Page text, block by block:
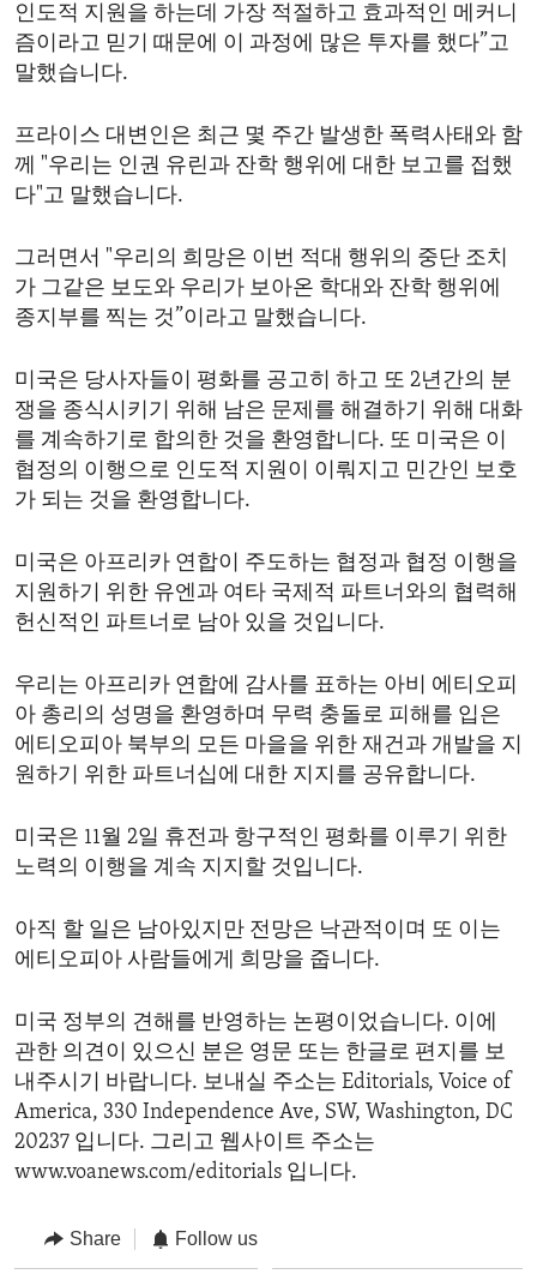
인도적 지원을 하는데 가장 적절하고 효과적인 메커니
즘이라고 믿기 때문에 이 과정에 많은 투자를 했다”고
말했습니다.
프라이스 대변인은 최근 몇 주간 발생한 폭력사태와 함
께 "우리는 인권 유린과 잔학 행위에 대한 보고를 접했
다"고 말했습니다.
그러면서 "우리의 희망은 이번 적대 행위의 중단 조치
가 그같은 보도와 우리가 보아온 학대와 잔학 행위에
종지부를 찍는 것”이라고 말했습니다.
미국은 당사자들이 평화를 공고히 하고 또 2년간의 분
쟁을 종식시키기 위해 남은 문제를 해결하기 위해 대화
를 계속하기로 합의한 것을 환영합니다. 또 미국은 이
협정의 이행으로 인도적 지원이 이뤄지고 민간인 보호
가 되는 것을 환영합니다.
미국은 아프리카 연합이 주도하는 협정과 협정 이행을
지원하기 위한 유엔과 여타 국제적 파트너와의 협력해
헌신적인 파트너로 남아 있을 것입니다.
우리는 아프리카 연합에 감사를 표하는 아비 에티오피
아 총리의 성명을 환영하며 무력 충돌로 피해를 입은
에티오피아 북부의 모든 마을을 위한 재건과 개발을 지
원하기 위한 파트너십에 대한 지지를 공유합니다.
미국은 11월 2일 휴전과 항구적인 평화를 이루기 위한
노력의 이행을 계속 지지할 것입니다.
아직 할 일은 남아있지만 전망은 낙관적이며 또 이는
에티오피아 사람들에게 희망을 줍니다.
미국 정부의 견해를 반영하는 논평이었습니다. 이에
관한 의견이 있으신 분은 영문 또는 한글로 편지를 보
내주시기 바랍니다. 보내실 주소는 Editorials, Voice of
America, 330 Independence Ave, SW, Washington, DC
20237 입니다. 그리고 웹사이트 주소는
www.voanews.com/editorials 입니다.
Share Follow us